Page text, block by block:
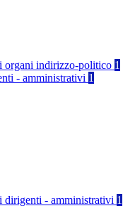
organi indirizzo-politico 1
- amministrativi 1
dirigenti - amministrativi 1